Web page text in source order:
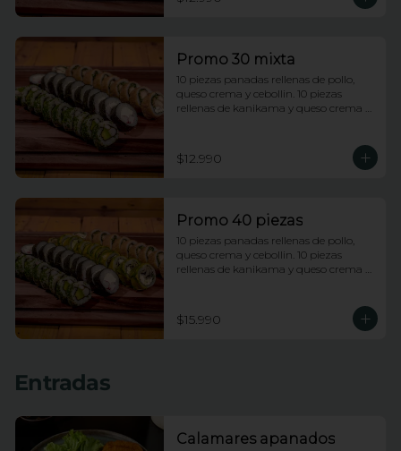
Promo 30 mixta
10 piezas panadas rellenas de pollo,
queso crema y cebollin. 10 piezas
rellenas de kanikama y queso crema
envueltas en ciboulette.
$12.990
Promo 40 piezas
10 piezas panadas rellenas de pollo,
queso crema y cebollin. 10 piezas
rellenas de kanikama y queso crema
envueltas en ciboulette. 10 piezas
rellenas de champiñones tempura,
$15.990
Entradas
Calamares apanados